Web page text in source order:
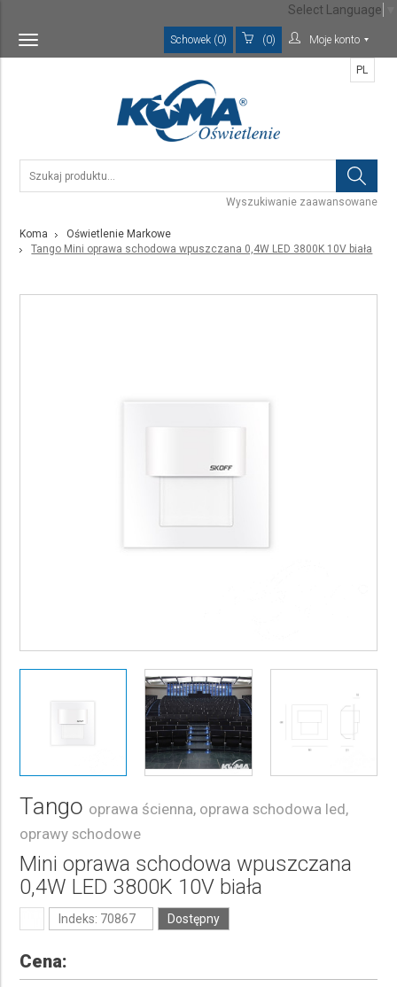
Toggle
navigation
Schowek (0) (0) Moje konto
Wyszukiwanie zaawansowane
PL
Koma
Oświetlenie Markowe
Tango Mini oprawa schodowa wpuszczana 0,4W LED 3800K 10V biała
Tango oprawa ścienna, oprawa schodowa led,
oprawy schodowe
Mini oprawa schodowa wpuszczana
0,4W LED 3800K 10V biała
Indeks: 70867 Dostępny
Cena:
Select Language